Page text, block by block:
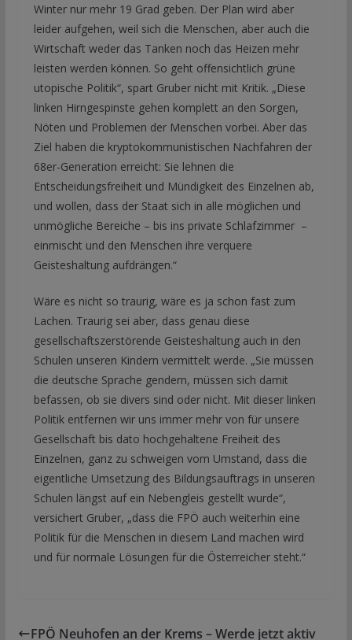
Winter nur mehr 19 Grad geben. Der Plan wird aber
leider aufgehen, weil sich die Menschen, aber auch die
Wirtschaft weder das Tanken noch das Heizen mehr
leisten werden können. So geht offensichtlich grüne
utopische Politik“, spart Gruber nicht mit Kritik. „Diese
linken Hirngespinste gehen komplett an den Sorgen,
Nöten und Problemen der Menschen vorbei. Aber das
Ziel haben die kryptokommunistischen Nachfahren der
68er-Generation erreicht: Sie lehnen die
Entscheidungsfreiheit und Mündigkeit des Einzelnen ab,
und wollen, dass der Staat sich in alle möglichen und
unmögliche Bereiche – bis ins private Schlafzimmer –
einmischt und den Menschen ihre verquere
Geisteshaltung aufdrängen.“
Wäre es nicht so traurig, wäre es ja schon fast zum
Lachen. Traurig sei aber, dass genau diese
gesellschaftszerstörende Geisteshaltung auch in den
Schulen unseren Kindern vermittelt werde. „Sie müssen
die deutsche Sprache gendern, müssen sich damit
befassen, ob sie divers sind oder nicht. Mit dieser linken
Politik entfernen wir uns immer mehr von für unsere
Gesellschaft bis dato hochgehaltene Freiheit des
Einzelnen, ganz zu schweigen vom Umstand, dass die
eigentliche Umsetzung des Bildungsauftrags in unseren
Schulen längst auf ein Nebengleis gestellt wurde“,
versichert Gruber, „dass die FPÖ auch weiterhin eine
Politik für die Menschen in diesem Land machen wird
und für normale Lösungen für die Österreicher steht.“
FPÖ Neuhofen an der Krems – Werde jetzt aktiv